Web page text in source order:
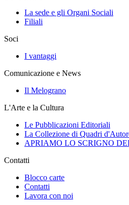
La sede e gli Organi Sociali
Filiali
Soci
I vantaggi
Comunicazione e News
Il Melograno
L'Arte e la Cultura
Le Pubblicazioni Editoriali
La Collezione di Quadri
APRIAMO LO SCRIGNO
Contatti
Blocco carte
Contatti
Lavora con noi